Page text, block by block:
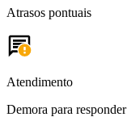
Atrasos pontuais
Atendimento
Demora para responder